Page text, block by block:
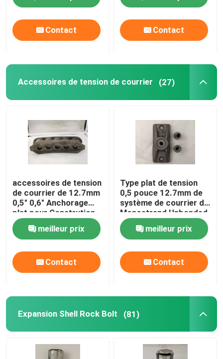
Contact
nouvelles
Tous les cas
système de tension de courrier collé
cales de tension de courrier
ancre de tension de courrier
Accessoires de tension de courrier
Expansion Shell Rock Bolt
Baril d'ancre
garnitures de tuyau d'acier inoxydables
Union inoxydable de tuyau d'acier
Contact Contact
Accessoires de tension de courrier (27)
accessoires de tension
de courrier de 12.7mm
0,5" 0,6" Anchorage
plat pour Constrution
meilleur prix
Contact
Type plat de tension
0,5 pouce 12.7mm de
système de courrier de
Monostrand Unbonded
de PC
meilleur prix
Contact
Expansion Shell Rock Bolt (81)